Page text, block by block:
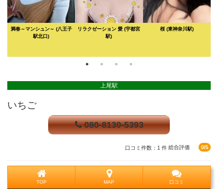
満春～マンシュン～ (八王子
駅北口)
リラクゼーション 愛(宇都宮
駅)
桜 (東神奈川駅)
上尾駅
いちご
080-8130-5393
口コミ件数：1 件 総合評価 0/5
TOP MAP 口コミ